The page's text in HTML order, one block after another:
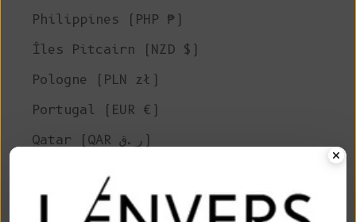
Philippines (PHP ₱)
Îles Pitcairn (NZD $)
Pologne (PLN zł)
Portugal (EUR €)
Qatar (QAR ر.ق)
Roumanie (RON Lei)